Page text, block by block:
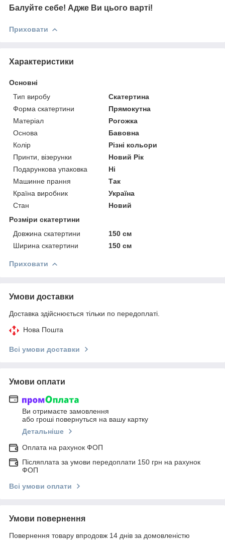
Балуйте себе! Адже Ви цього варті!
Приховати
Характеристики
Основні
Тип виробу
Скатертина
Форма скатертини
Прямокутна
Матеріал
Рогожка
Основа
Бавовна
Колір
Різні кольори
Принти, візерунки
Новий Рік
Подарункова упаковка
Ні
Машинне прання
Так
Країна виробник
Україна
Стан
Новий
Розміри скатертини
Довжина скатертини
150 см
Ширина скатертини
150 см
Приховати
Умови доставки
Доставка здійснюється тільки по передоплаті.
Нова Пошта
Всі умови доставки
Умови оплати
Ви отримаєте замовлення
або гроші повернуться на вашу картку
Детальніше
Оплата на рахунок ФОП
Післяплата за умови передоплати 150 грн на рахунок
ФОП
Всі умови оплати
Умови повернення
Повернення товару впродовж 14 днів за домовленістю